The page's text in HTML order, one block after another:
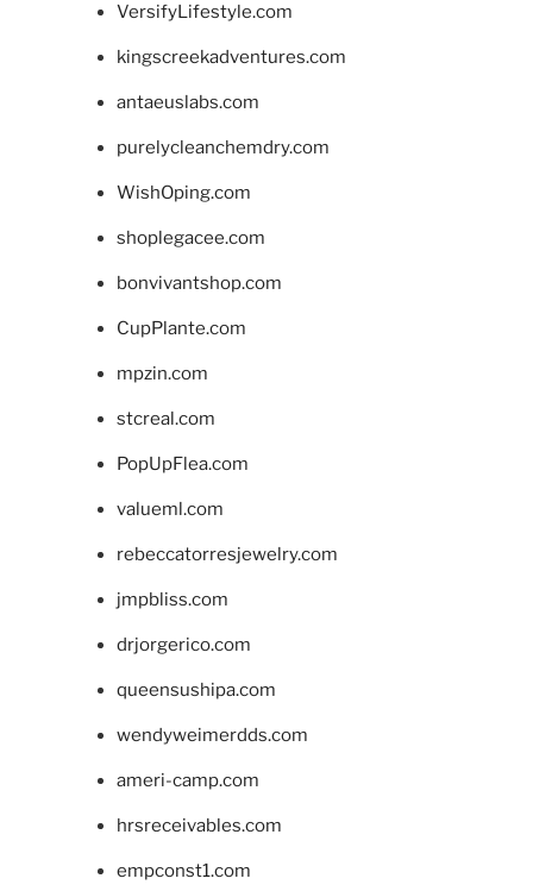
VersifyLifestyle.com
kingscreekadventures.com
antaeuslabs.com
purelycleanchemdry.com
WishOping.com
shoplegacee.com
bonvivantshop.com
CupPlante.com
mpzin.com
stcreal.com
PopUpFlea.com
valueml.com
rebeccatorresjewelry.com
jmpbliss.com
drjorgerico.com
queensushipa.com
wendyweimerdds.com
ameri-camp.com
hrsreceivables.com
empconst1.com